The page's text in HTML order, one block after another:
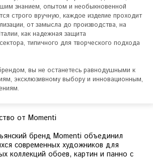
знанием, опытом и необыкновенной
строго вручную, каждое изделие проходит
от замысла до производства, на
как надежная защита
типичного для творческого подхода
вы не останетесь равнодушными к
эксклюзивному выбору и инновационным,
от Momenti
бренд Momenti объединил
современных художников для
коллекций обоев, картин и панно с